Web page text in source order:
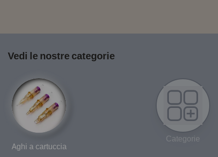
Vedi le nostre categorie
Aghi a cartuccia
Categorie